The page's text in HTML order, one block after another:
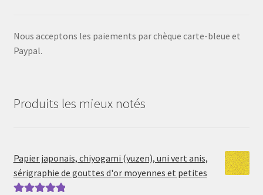
Nous acceptons les paiements par chèque carte-bleue et
Paypal.
Produits les mieux notés
Papier japonais, chiyogami (yuzen), uni vert anis,
sérigraphie de gouttes d'or moyennes et petites